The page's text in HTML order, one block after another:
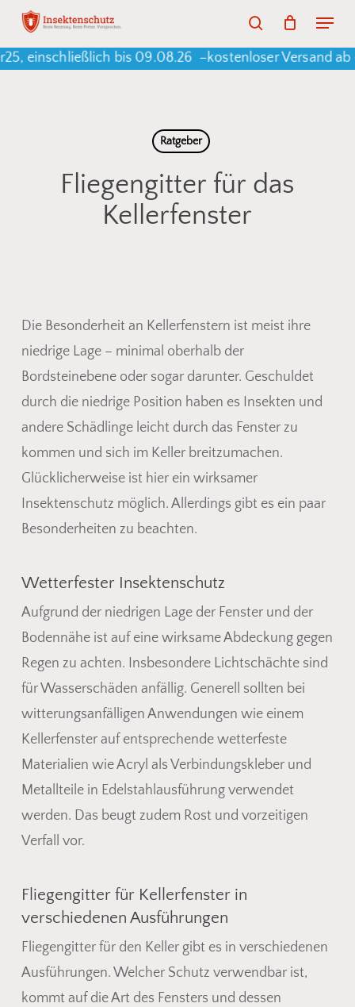
Skip
main
Menu
Cart
einschließlich bis 09.08.26 – kostenloser Versand ab
Ratgeber
Fliegengitter für das
Kellerfenster
Die Besonderheit an Kellerfenstern ist meist ihre
niedrige Lage – minimal oberhalb der
Bordsteinebene oder sogar darunter. Geschuldet
durch die niedrige Position haben es Insekten und
andere Schädlinge leicht durch das Fenster zu
kommen und sich im Keller breitzumachen.
Glücklicherweise ist hier ein wirksamer
Insektenschutz möglich. Allerdings gibt es ein paar
Besonderheiten zu beachten.
Wetterfester Insektenschutz
Aufgrund der niedrigen Lage der Fenster und der
Bodennähe ist auf eine wirksame Abdeckung gegen
Regen zu achten. Insbesondere Lichtschächte sind
für Wasserschäden anfällig. Generell sollten bei
witterungsanfälligen Anwendungen wie einem
Kellerfenster auf entsprechende wetterfeste
Materialien wie Acryl als Verbindungskleber und
Metallteile in Edelstahlausführung verwendet
werden. Das beugt zudem Rost und vorzeitigen
Verfall vor.
Fliegengitter für Kellerfenster in
verschiedenen Ausführungen
Fliegengitter für den Keller gibt es in verschiedenen
Ausführungen. Welcher Schutz verwendbar ist,
kommt auf die Art des Fensters und dessen